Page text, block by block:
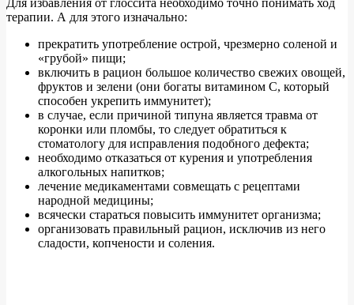
Для избавления от глоссита необходимо точно понимать ход
терапии. А для этого изначально:
прекратить употребление острой, чрезмерно соленой и
«грубой» пищи;
включить в рацион большое количество свежих овощей,
фруктов и зелени (они богаты витамином С, который
способен укрепить иммунитет);
в случае, если причиной типуна является травма от
коронки или пломбы, то следует обратиться к
стоматологу для исправления подобного дефекта;
необходимо отказаться от курения и употребления
алкогольных напитков;
лечение медикаментами совмещать с рецептами
народной медицины;
всячески стараться повысить иммунитет организма;
организовать правильный рацион, исключив из него
сладости, копчености и соления.